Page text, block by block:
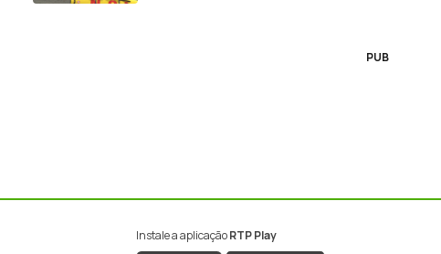
PUB
Instale a aplicaçãoRTP Play